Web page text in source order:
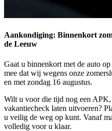
Aankondiging: Binnenkort
de Leeuw
Gaat u binnenkort met de auto
mee dat wij wegens onze
en met zondag 16 augustus.
Wilt u voor die tijd nog een
vakantiecheck laten uitvoeren?
u veilig de weg op kunt. Vanaf
volledig voor u klaar.